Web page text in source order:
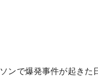
ンで爆発事件が起きた